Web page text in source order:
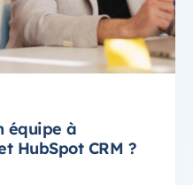
équipe à
HubSpot CRM ?